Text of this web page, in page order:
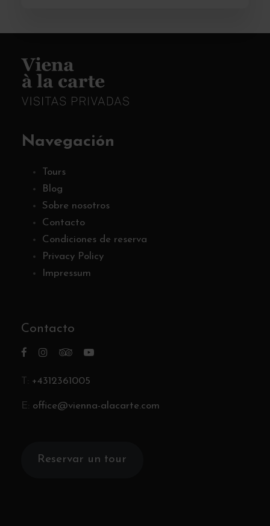
Navegación
Tours
Blog
Sobre nosotros
Contacto
Condiciones de reserva
Privacy Policy
Impressum
Contacto
T: +4312361005
E: office@vienna-alacarte.com
Reservar un tour